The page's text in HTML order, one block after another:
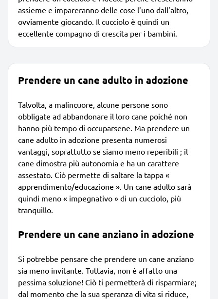
assieme e impareranno delle cose l'uno dall'altro,
ovviamente giocando. Il cucciolo è quindi un
eccellente compagno di crescita per i bambini.
Prendere un cane adulto in adozione
Talvolta, a malincuore, alcune persone sono
obbligate ad abbandonare il loro cane poiché non
hanno più tempo di occuparsene. Ma prendere un
cane adulto in adozione presenta numerosi
vantaggi, soprattutto se siamo meno reperibili ; il
cane dimostra più autonomia e ha un carattere
assestato. Ciò permette di saltare la tappa «
apprendimento/educazione ». Un cane adulto sarà
quindi meno « impegnativo » di un cucciolo, più
tranquillo.
Prendere un cane anziano in adozione
Si potrebbe pensare che prendere un cane anziano
sia meno invitante. Tuttavia, non è affatto una
pessima soluzione! Ciò ti permetterà di risparmiare;
dal momento che la sua speranza di vita si riduce,